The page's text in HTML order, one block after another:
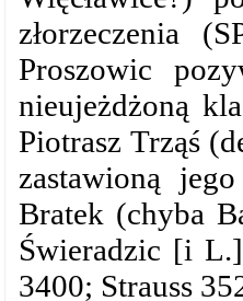
złorzeczenia
Proszowic
nieujeżdżoną
Piotrasz Trząś
zastawioną
Bratek (chyba
Świeradzic [i
3400; Strauss